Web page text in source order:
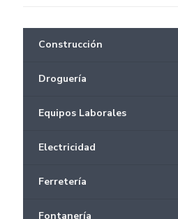
Construcción
Droguería
Equipos Laborales
Electricidad
Ferretería
Fontanería